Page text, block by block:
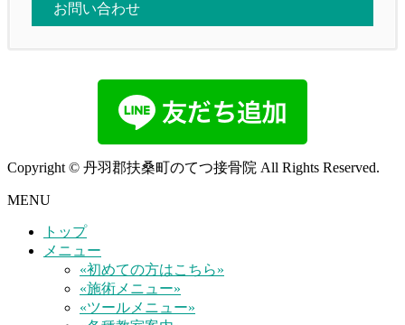
お問い合わせ
Copyright © 丹羽郡扶桑町のてつ接骨院 All Rights Reserved.
MENU
トップ
メニュー
«初めての方はこちら»
«施術メニュー»
«ツールメニュー»